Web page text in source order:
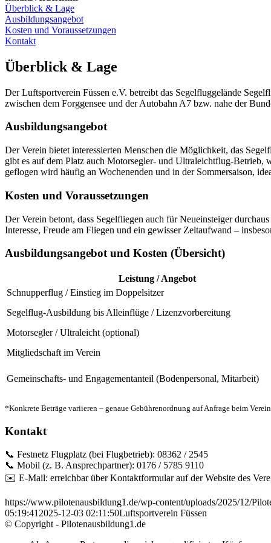
Überblick & Lage
Ausbildungsangebot
Kosten und Voraussetzungen
Kontakt
Überblick & Lage
Der Luftsportverein Füssen e.V. betreibt das Segelfluggelände
zwischen dem Forggensee und der Autobahn A7 bzw. nahe der
Ausbildungsangebot
Der Verein bietet interessierten Menschen die Möglichkeit, das
gibt es auf dem Platz auch Motorsegler- und Ultraleichtflug-Betrieb,
geflogen wird häufig an Wochenenden und in der Sommersaison,
Kosten und Voraussetzungen
Der Verein betont, dass Segelfliegen auch für Neueinsteiger
Interesse, Freude am Fliegen und ein gewisser Zeitaufwand –
Ausbildungsangebot und Kosten (Übersicht)
Leistung / Angebot
Schnupperflug / Einstieg im Doppelsitzer
Segelflug-Ausbildung bis Alleinflüge / Lizenzvorbereitung
Motorsegler / Ultraleicht (optional)
Mitgliedschaft im Verein
Gemeinschafts- und Engagementanteil (Bodenpersonal, Mitarbeit)
*Konkrete Beträge variieren – genaue Gebührenordnung auf Anfrage beim Verein.
Kontakt
📞 Festnetz Flugplatz (bei Flugbetrieb): 08362 / 2545
📞 Mobil (z. B. Ansprechpartner): 0176 / 5785 9110
✉️ E-Mail: erreichbar über Kontaktformular auf der Website des
https://www.pilotenausbildung1.de/wp-content/uploads/2025/12/
05:19:41 2025-12-03 02:11:50Luftsportverein Füssen
© Copyright - Pilotenausbildung1.de